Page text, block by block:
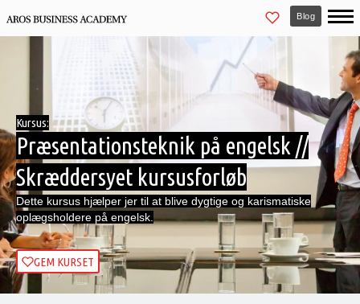
Blog
Kursus:
Præsentationsteknik på engelsk //
Skræddersyet kursusforløb
Dette kursus hjælper jer til at blive dygtige og karismatiske
oplægsholdere på engelsk.
GEM KURSET